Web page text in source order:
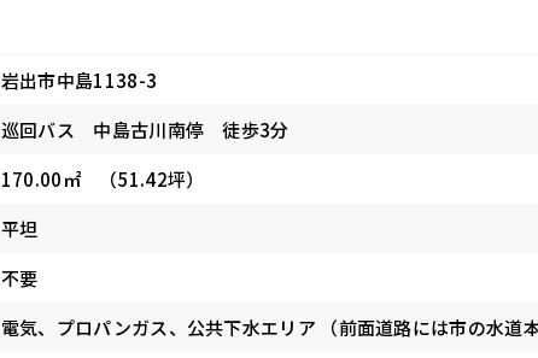
岩出市中島1138-3
巡回バス 中島古川南停 徒歩3分
170.00㎡ （51.42坪）
平坦
不要
電気、プロパンガス、公共下水エリア （前面道路には市の水道本